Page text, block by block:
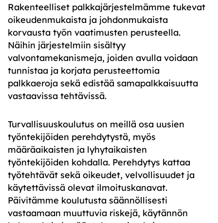
Rakenteelliset palkkajärjestelmämme tukevat
oikeudenmukaista ja johdonmukaista
korvausta työn vaatimusten perusteella.
Näihin järjestelmiin sisältyy
valvontamekanismeja, joiden avulla voidaan
tunnistaa ja korjata perusteettomia
palkkaeroja sekä edistää samapalkkaisuutta
vastaavissa tehtävissä.
Turvallisuuskoulutus on meillä osa uusien
työntekijöiden perehdytystä, myös
määräaikaisten ja lyhytaikaisten
työntekijöiden kohdalla. Perehdytys kattaa
työtehtävät sekä oikeudet, velvollisuudet ja
käytettävissä olevat ilmoituskanavat.
Päivitämme koulutusta säännöllisesti
vastaamaan muuttuvia riskejä, käytännön